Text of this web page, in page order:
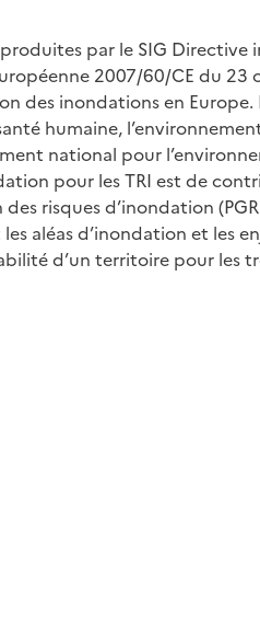
par le SIG
2007/60/CE du 23
des inondations en
humaine,
national pour
pour les TRI est de
risques d’inondation
aléas d’inondation et les
d’un territoire pour